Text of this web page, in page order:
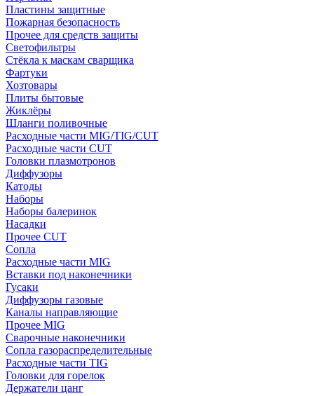
Пластины защитные
Пожарная безопасность
Прочее для средств защиты
Светофильтры
Стёкла к маскам сварщика
Фартуки
Хозтовары
Плиты бытовые
Жиклёры
Шланги поливочные
Расходные части MIG/TIG/CUT
Расходные части CUT
Головки плазмотронов
Диффузоры
Катоды
Наборы
Наборы балеринок
Насадки
Прочее CUT
Сопла
Расходные части MIG
Вставки под наконечники
Гусаки
Диффузоры газовые
Каналы направляющие
Прочее MIG
Сварочные наконечники
Сопла газораспределительные
Расходные части TIG
Головки для горелок
Держатели цанг